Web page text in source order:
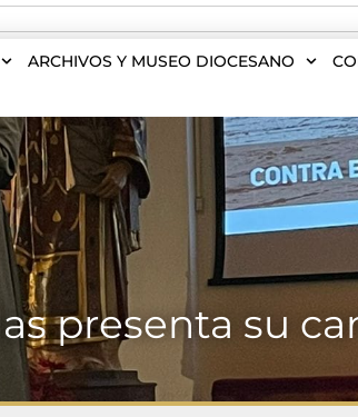
ARCHIVOS Y MUSEO DIOCESANO
presenta su